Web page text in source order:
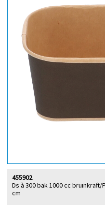
Ds à 300 bak 1000 cc
cm
455902